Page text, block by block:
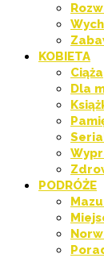
KOBIETA
Ciąża
Dla
PODRÓŻE